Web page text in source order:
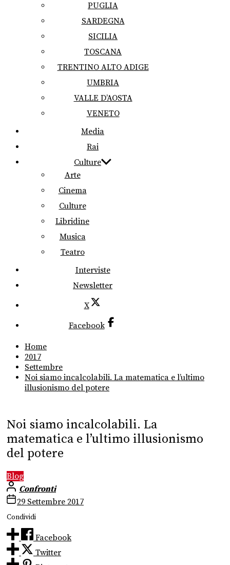
PUGLIA
SARDEGNA
SICILIA
TOSCANA
TRENTINO ALTO ADIGE
UMBRIA
VALLE D’AOSTA
VENETO
Media
Rai
Culture
Arte
Cinema
Culture
Libridine
Musica
Teatro
Interviste
Newsletter
X
Facebook
Home
2017
Settembre
Noi siamo incalcolabili. La matematica e l’ultimo
illusionismo del potere
Noi siamo incalcolabili. La
matematica e l’ultimo illusionismo
del potere
Blog
Confronti
29 Settembre 2017
Condividi
Facebook
Twitter